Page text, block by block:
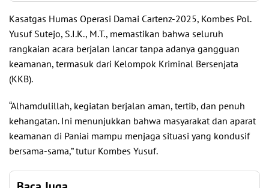
Kasatgas Humas Operasi Damai Cartenz-2025, Kombes Pol.
Yusuf Sutejo, S.I.K., M.T., memastikan bahwa seluruh
rangkaian acara berjalan lancar tanpa adanya gangguan
keamanan, termasuk dari Kelompok Kriminal Bersenjata
(KKB).
“Alhamdulillah, kegiatan berjalan aman, tertib, dan penuh
kehangatan. Ini menunjukkan bahwa masyarakat dan aparat
keamanan di Paniai mampu menjaga situasi yang kondusif
bersama-sama,” tutur Kombes Yusuf.